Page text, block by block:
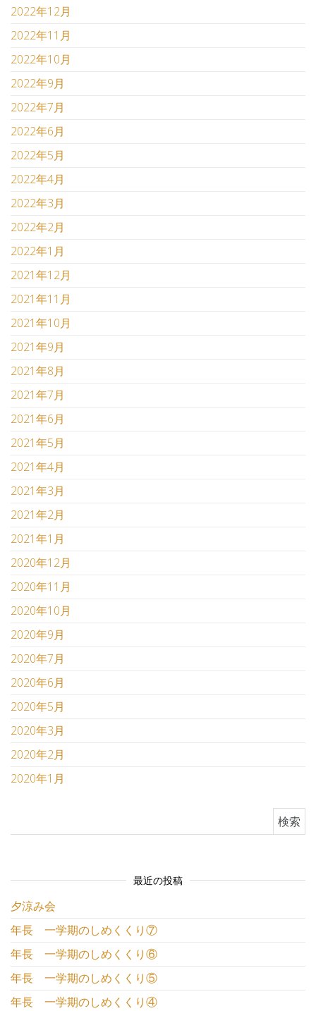
2022年12月
2022年11月
2022年10月
2022年9月
2022年7月
2022年6月
2022年5月
2022年4月
2022年3月
2022年2月
2022年1月
2021年12月
2021年11月
2021年10月
2021年9月
2021年8月
2021年7月
2021年6月
2021年5月
2021年4月
2021年3月
2021年2月
2021年1月
2020年12月
2020年11月
2020年10月
2020年9月
2020年7月
2020年6月
2020年5月
2020年3月
2020年2月
2020年1月
最近の投稿
夕涼み会
年長 一学期のしめくくり⑦
年長 一学期のしめくくり⑥
年長 一学期のしめくくり⑤
年長 一学期のしめくくり④